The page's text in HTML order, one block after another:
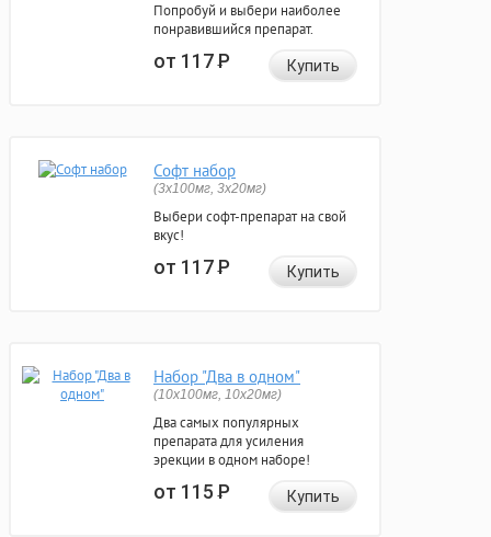
Попробуй и выбери наиболее
понравившийся препарат.
от 117Р Купить
Софт набор
(3x100мг, 3x20мг)
Выбери софт-препарат на свой
вкус!
от 117Р Купить
Набор "Два в одном"
(10x100мг, 10x20мг)
Два самых популярных
препарата для усиления
эрекции в одном наборе!
от 115Р Купить